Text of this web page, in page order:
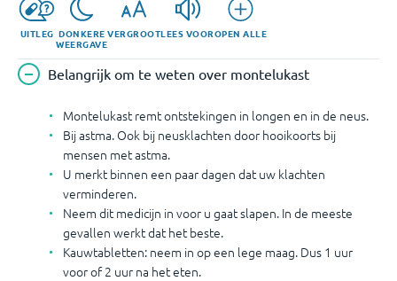
UITLEG DONKERE
WEERGAVE
VERGROOTLEES VOOROPEN ALLE
Belangrijk om te weten over montelukast
Montelukast remt ontstekingen in longen en in de neus.
Bij astma. Ook bij neusklachten door hooikoorts bij
mensen met astma.
U merkt binnen een paar dagen dat uw klachten
verminderen.
Neem dit medicijn in voor u gaat slapen. In de meeste
gevallen werkt dat het beste.
Kauwtabletten: neem in op een lege maag. Dus 1 uur
voor of 2 uur na het eten.